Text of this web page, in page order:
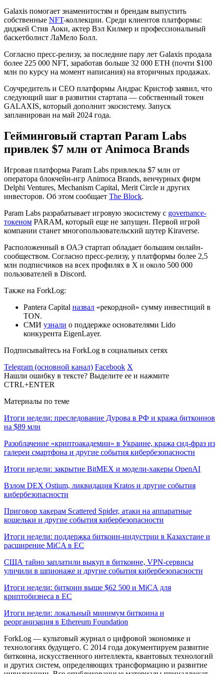
Galaxis помогает знаменитостям и брендам выпустить
собственные NFT-коллекции. Среди клиентов платформы:
диджей Стив Аоки, актер Вэл Килмер и профессиональный
баскетболист ЛаМело Болл.
Согласно пресс-релизу, за последние пару лет Galaxis продала
более 225 000 NFT, заработав больше 32 000 ETH (почти $100
млн по курсу на момент написания) на вторичных продажах.
Соучредитель и CEO платформы Андрас Кристоф заявил, что
следующий шаг в развитии стартапа — собственный токен
GALAXIS, который дополнит экосистему. Запуск
запланирован на май 2024 года.
Гейминговый стартап Param Labs
привлек $7 млн от Animoca Brands
Игровая платформа Param Labs привлекла $7 млн от
оператора блокчейн-игр Animoca Brands, венчурных фирм
Delphi Ventures, Mechanism Capital, Merit Circle и других
инвесторов. Об этом сообщает The Block.
Param Labs разрабатывает игровую экосистему с governance-
токеном PARAM, который еще не запущен. Первой игрой
компании станет многопользовательский шутер Kiraverse.
Расположенный в ОАЭ стартап обладает большим онлайн-
сообществом. Согласно пресс-релизу, у платформы более 2,5
млн подписчиков на всех профилях в Х и около 500 000
пользователей в Discord.
Также на ForkLog:
Pantera Capital назвал «рекордной» сумму инвестиций в
TON.
СМИ узнали о поддержке основателями Lido
конкурента EigenLayer.
Подписывайтесь на ForkLog в социальных сетях
Telegram (основной канал) Facebook X
Нашли ошибку в тексте? Выделите ее и нажмите
CTRL+ENTER
Материалы по теме
Итоги недели: преследование Дурова в РФ и кража биткоинов
на $89 млн
Разоблачение «криптоакадемии» в Украине, кража сид-фраз из
галереи смартфона и другие события кибербезопасности
Итоги недели: закрытие BitMEX и модели-хакеры OpenAI
Взлом DEX Ostium, ликвидация Kratos и другие события
кибербезопасности
Приговор хакерам Scattered Spider, атаки на аппаратные
кошельки и другие события кибербезопасности
Итоги недели: поддержка биткоин-индустрии в Казахстане и
расширение MiCA в ЕС
США тайно заплатили выкуп в биткоине, VPN-сервисы
уличили в шпионаже и другие события кибербезопасности
Итоги недели: биткоин выше $62 500 и MiCA для
криптобизнеса в ЕС
Итоги недели: локальный минимум биткоина и
реорганизация в Ethereum Foundation
ForkLog — культовый журнал о цифровой экономике и
технологиях будущего. С 2014 года документируем развитие
биткоина, искусственного интеллекта, квантовых технологий
и других систем, определяющих трансформацию и развитие